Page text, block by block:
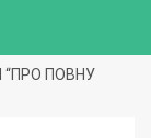
ПОВНУ